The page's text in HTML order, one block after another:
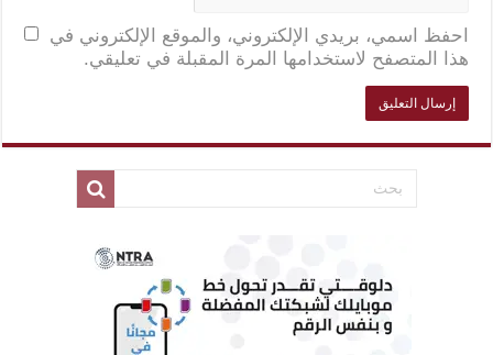
احفظ اسمي، بريدي الإلكتروني، والموقع الإلكتروني في
هذا المتصفح لاستخدامها المرة المقبلة في تعليقي.